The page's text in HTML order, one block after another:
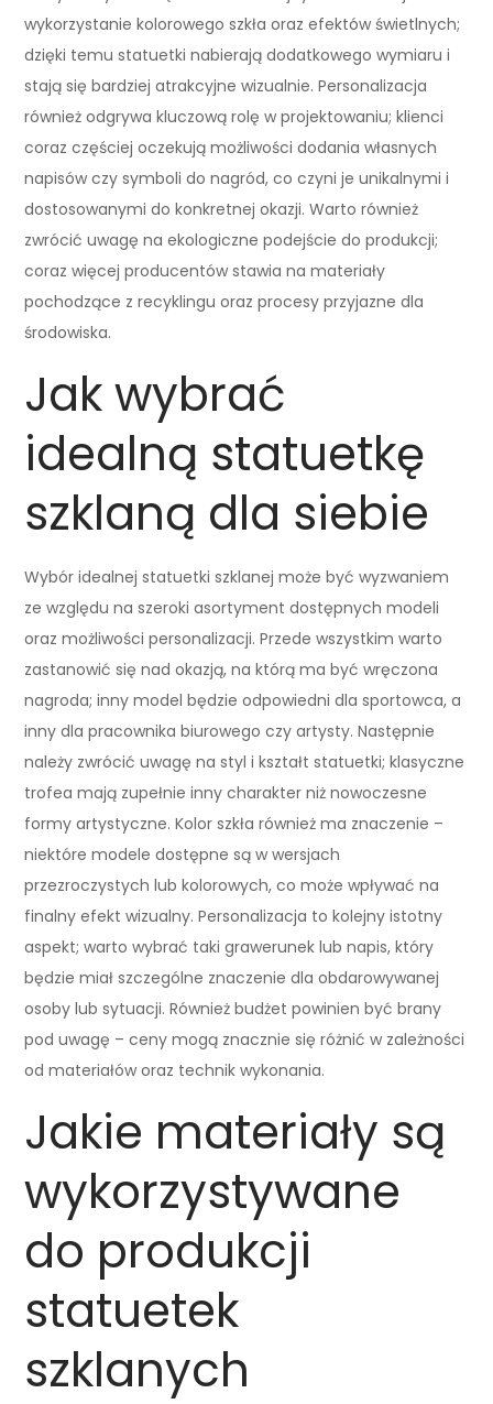
wykorzystanie kolorowego szkła oraz efektów świetlnych;
dzięki temu statuetki nabierają dodatkowego wymiaru i
stają się bardziej atrakcyjne wizualnie. Personalizacja
również odgrywa kluczową rolę w projektowaniu; klienci
coraz częściej oczekują możliwości dodania własnych
napisów czy symboli do nagród, co czyni je unikalnymi i
dostosowanymi do konkretnej okazji. Warto również
zwrócić uwagę na ekologiczne podejście do produkcji;
coraz więcej producentów stawia na materiały
pochodzące z recyklingu oraz procesy przyjazne dla
środowiska.
Jak wybrać
idealną statuetkę
szklaną dla siebie
Wybór idealnej statuetki szklanej może być wyzwaniem
ze względu na szeroki asortyment dostępnych modeli
oraz możliwości personalizacji. Przede wszystkim warto
zastanowić się nad okazją, na którą ma być wręczona
nagroda; inny model będzie odpowiedni dla sportowca, a
inny dla pracownika biurowego czy artysty. Następnie
należy zwrócić uwagę na styl i kształt statuetki; klasyczne
trofea mają zupełnie inny charakter niż nowoczesne
formy artystyczne. Kolor szkła również ma znaczenie –
niektóre modele dostępne są w wersjach
przezroczystych lub kolorowych, co może wpływać na
finalny efekt wizualny. Personalizacja to kolejny istotny
aspekt; warto wybrać taki grawerunek lub napis, który
będzie miał szczególne znaczenie dla obdarowywanej
osoby lub sytuacji. Również budżet powinien być brany
pod uwagę – ceny mogą znacznie się różnić w zależności
od materiałów oraz technik wykonania.
Jakie materiały są
wykorzystywane
do produkcji
statuetek
szklanych